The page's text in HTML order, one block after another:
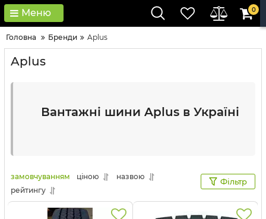
Меню 0
Головна Бренди Aplus
Aplus
Вантажні шини Aplus в Україні
замовчуванням ціною
назвою
рейтингу
Фільтр